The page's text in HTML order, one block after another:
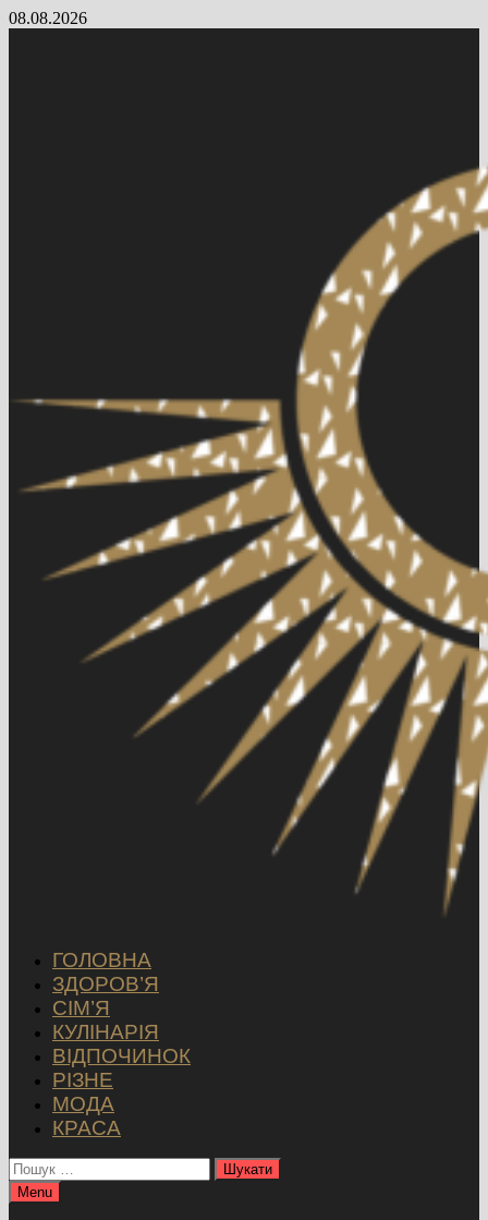
Skip
08.08.2026
ГОЛОВНА
ЗДОРОВ’Я
СІМ’Я
КУЛІНАРІЯ
ВІДПОЧИНОК
РІЗНЕ
МОДА
КРАСА
Пошук:
Menu